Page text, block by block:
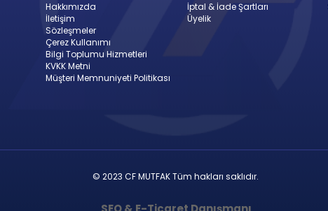
Hakkımızda
İletişim
Sözleşmeler
Çerez Kullanımı
Bilgi Toplumu Hizmetleri
KVKK Metni
Müşteri Memnuniyeti Politikası
İptal & İade Şartları
Üyelik
© 2023 CF MUTFAK Tüm hakları saklıdır.